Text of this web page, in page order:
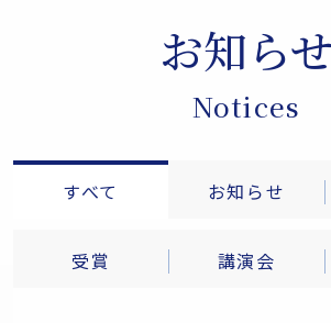
お知ら
Notices
すべて お知らせ
受賞 講演会